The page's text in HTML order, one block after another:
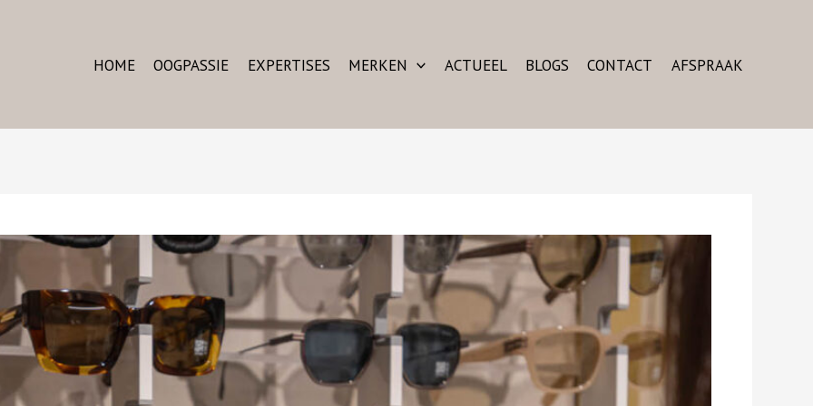
HOME OOGPASSIE EXPERTISES MERKEN ACTUEEL BLOGS CONTACT AFSPRAAK